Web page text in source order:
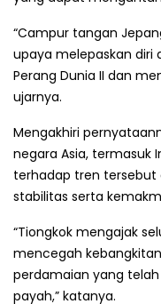
“Campur tangan
upaya melepaskan diri
Perang Dunia II dan
ujarnya.
Mengakhiri
negara Asia, termasuk
terhadap tren
stabilitas serta
“Tiongkok mengajak
mencegah
perdamaian yang
payah,” katanya.